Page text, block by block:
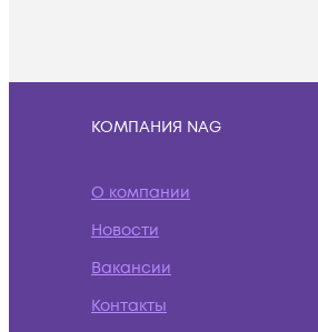
КОМПАНИЯ NAG
О компании
Новости
Вакансии
Контакты